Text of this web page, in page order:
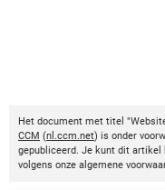
Het document met titel
CCM (nl.ccm.net) is onder
gepubliceerd. Je kunt dit artikel
volgens onze algemene